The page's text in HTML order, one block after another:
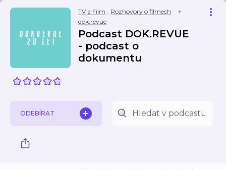
TV a Film , Rozhovory o filmech
dok.revue
Podcast DOK.REVUE
- podcast o
dokumentu
ODEBÍRAT